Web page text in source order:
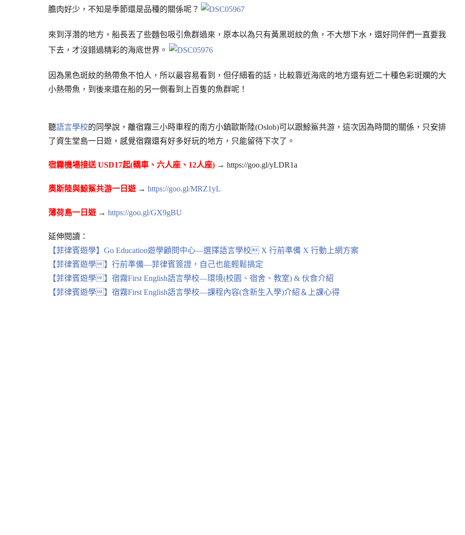
膽肉好少，不知是季節還是品種的關係呢？
來到浮潛的地方，船長丟了些麵包吸引魚群過來，原本以為只有黃黑斑紋的魚，不大想下水，還好同伴們一直要我
下去，才沒錯過精彩的海底世界。
因為黑色斑紋的熱帶魚不怕人，所以最容易看到，但仔細看的話，比較靠近海底的地方還有近二十種色彩斑斕的大
小熱帶魚，到後來還在船的另一側看到上百隻的魚群呢！
聽語言學校的同學說，離宿霧三小時車程的南方小鎮歐斯陸(Oslob)可以跟鯨鯊共游，這次因為時間的關係，只安排
了資生堂島一日遊，感覺宿霧還有好多好玩的地方，只能留待下次了。
宿霧機場接送 USD17起(轎車、六人座、12人座) → https://goo.gl/yLDR1a
奧斯陸與鯨鯊共游一日遊 → https://goo.gl/MRZ1yL
薄荷島一日遊 → https://goo.gl/GX9gBU
延伸閱讀：
【菲律賓遊學】Go Education遊學顧問中心—選擇語言學校 X 行前準備 X 行動上網方案
【菲律賓遊學】行前準備—菲律賓簽證，自己也能輕鬆搞定
【菲律賓遊學】宿霧First English語言學校—環境(校園、宿舍、教室) & 伙食介紹
【菲律賓遊學】宿霧First English語言學校—課程內容(含新生入學)介紹＆上課心得